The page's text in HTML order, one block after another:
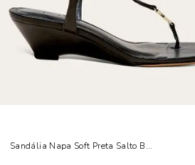
Sandália Napa Soft Preta Salto Baixo Anabela